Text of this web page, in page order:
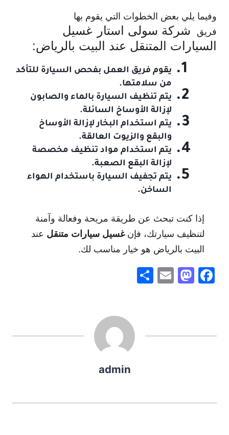
وفيما يلي بعض الخطوات التي يقوم بها
فريق شركة سولى استار غسيل
السيارات المتنقل عند البيت بالرياض:
يقوم فريق العمل بفحص السيارة للتأكد
من سلامتها.
يتم تنظيف السيارة بالماء والصابون
لإزالة الأوساخ السائلة.
يتم استخدام البخار لإزالة الأوساخ
والبقع والزيوت العالقة.
يتم استخدام مواد تنظيف مخصصة
لإزالة البقع الصعبة.
يتم تجفيف السيارة باستخدام الهواء
الساخن.
إذا كنت تبحث عن طريقة مريحة وفعالة وآمنة
لتنظيف سيارتك، فإنغسيل سيارات متنقل عند
البيت بالرياض هو خيار مناسب لك.
F
b
M
d
E
e
admin